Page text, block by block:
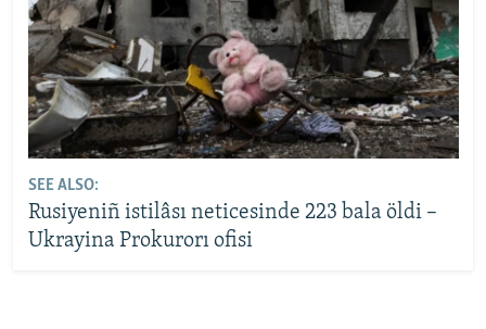
SEE ALSO:
Rusiyeniñ istilâsı neticesinde 223 bala öldi –
Ukrayina Prokurorı ofisi